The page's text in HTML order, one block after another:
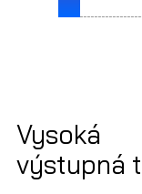
Vysoká
výstupná